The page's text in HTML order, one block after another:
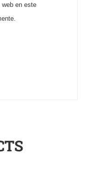
web en este